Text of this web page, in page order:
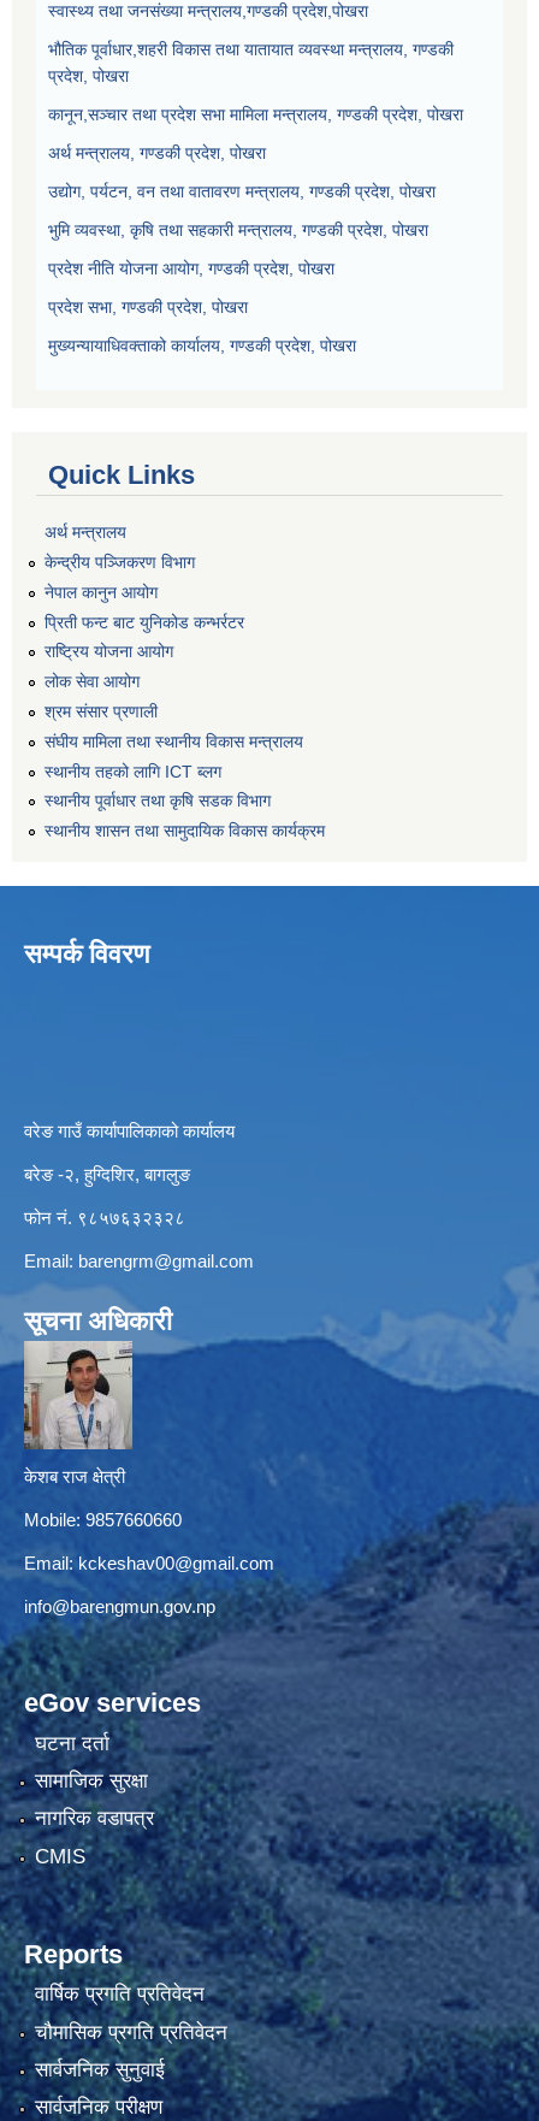
स्वास्थ्य तथा जनसंख्या मन्त्रालय,गण्डकी प्रदेश,पोखरा
भौतिक पूर्वाधार,शहरी विकास तथा यातायात व्यवस्था मन्त्रालय, गण्डकी
प्रदेश, पोखरा
कानून,सञ्चार तथा प्रदेश सभा मामिला मन्त्रालय, गण्डकी प्रदेश, पोखरा
अर्थ मन्त्रालय, गण्डकी प्रदेश, पोखरा
उद्योग, पर्यटन, वन तथा वातावरण मन्त्रालय, गण्डकी प्रदेश, पोखरा
भुमि व्यवस्था, कृषि तथा सहकारी मन्त्रालय, गण्डकी प्रदेश, पोखरा
प्रदेश नीति योजना आयोग, गण्डकी प्रदेश, पोखरा
प्रदेश सभा, गण्डकी प्रदेश, पोखरा
मुख्यन्यायाधिवक्ताको कार्यालय, गण्डकी प्रदेश, पोखरा
Quick Links
अर्थ मन्त्रालय
केन्द्रीय पञ्जिकरण विभाग
नेपाल कानुन आयोग
प्रिती फन्ट बाट युनिकोड कन्भर्रटर
राष्ट्रिय योजना आयोग
लोक सेवा आयोग
श्रम संसार प्रणाली
संघीय मामिला तथा स्थानीय विकास मन्त्रालय
स्थानीय तहको लागि ICT ब्लग
स्थानीय पूर्वाधार तथा कृषि सडक विभाग
स्थानीय शासन तथा सामुदायिक विकास कार्यक्रम
सम्पर्क विवरण
वरेङ गाउँ कार्यापालिकाको कार्यालय
बरेङ -२, हुग्दिशिर, बागलुङ
फोन नं. ९८५७६३२३२८
Email: barengrm@gmail.com
सूचना अधिकारी
केशब राज क्षेत्री
Mobile: 9857660660
Email: kckeshav00@gmail.com
info@barengmun.gov.np
eGov services
घटना दर्ता
सामाजिक सुरक्षा
नागरिक वडापत्र
CMIS
Reports
वार्षिक प्रगति प्रतिवेदन
चौमासिक प्रगति प्रतिवेदन
सार्वजनिक सुनुवाई
सार्वजनिक परीक्षण